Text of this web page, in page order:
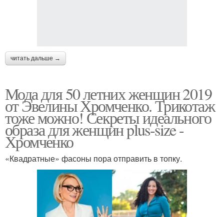
читать дальше →
Мода для 50 летних женщин 2019
от Эвелины Хромченко. Трикотаж
тоже можно! Секреты идеального
образа для женщин plus-size -
Хромченко
«Квадратные» фасоны пора отправить в топку.